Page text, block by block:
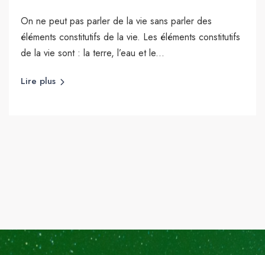
On ne peut pas parler de la vie sans parler des
éléments constitutifs de la vie. Les éléments constitutifs
de la vie sont : la terre, l’eau et le...
Lire plus